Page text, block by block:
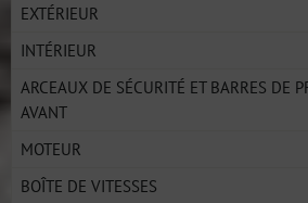
EXTÉRIEUR
INTÉRIEUR
ARCEAUX DE SÉCURITÉ ET BARRES DE
AVANT
MOTEUR
BOÎTE DE VITESSES